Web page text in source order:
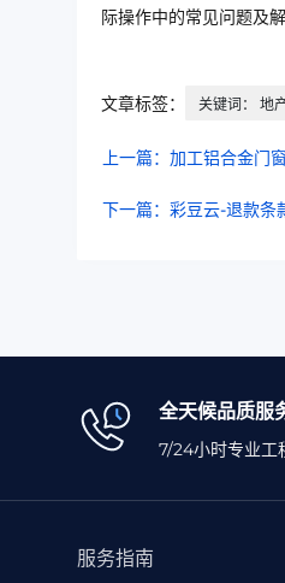
际操作中的常见问题及
文章标签： 关键词： 地
上一篇：加工铝合金门
下一篇：彩豆云-退款条
全天候品质服
7/24小时专业工
服务指南